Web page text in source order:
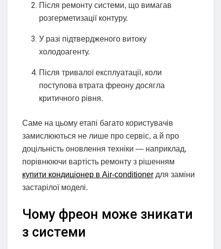
Після ремонту системи, що вимагав
розгерметизації контуру.
У разі підтвердженого витоку
холодоагенту.
Після тривалої експлуатації, коли
поступова втрата фреону досягла
критичного рівня.
Саме на цьому етапі багато користувачів
замислюються не лише про сервіс, а й про
доцільність оновлення техніки — наприклад,
порівнюючи вартість ремонту з рішенням
купити кондиціонер в Air-conditioner для заміни
застарілої моделі.
Чому фреон може зникати
з системи